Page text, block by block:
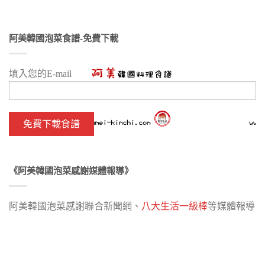
阿美韓國泡菜食譜-免費下載
填入您的E-mail
《阿美韓國泡菜感謝媒體報導》
阿美韓國泡菜感謝聯合新聞網、 八大生活一級棒等媒體報導